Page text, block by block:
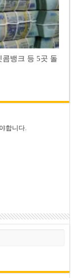
뱅크 등 5곳 돌
합니다.